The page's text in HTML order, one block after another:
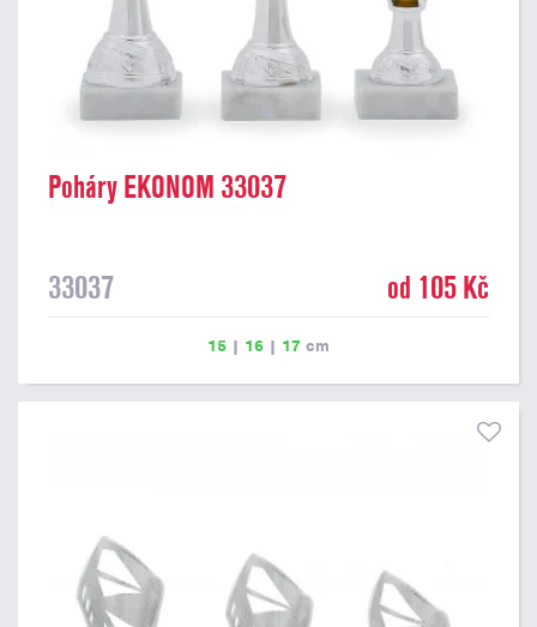
Poháry EKONOM 33037
33037 od 105 Kč
15 | 16 | 17 cm